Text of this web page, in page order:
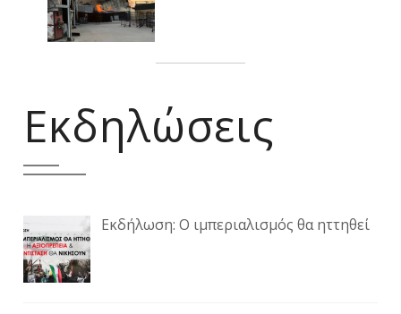
Εκδηλώσεις
Εκδήλωση: Ο ιμπεριαλισμός θα ηττηθεί